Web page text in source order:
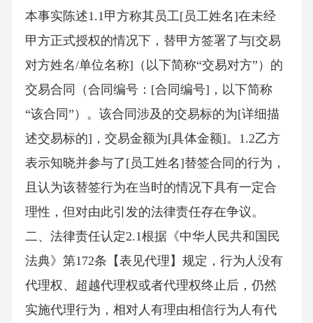
本事实陈述1.1甲方称其员工[员工姓名]在未经
甲方正式授权的情况下，替甲方签署了与[交易
对方姓名/单位名称]（以下简称“交易对方”）的
交易合同（合同编号：[合同编号]，以下简称
“该合同”）。该合同涉及的交易标的为[详细描
述交易标的]，交易金额为[具体金额]。1.2乙方
表示知晓并参与了[员工姓名]替签合同的行为，
且认为该替签行为在当时的情况下具有一定合
理性，但对由此引发的法律责任存在争议。
二、法律责任认定2.1根据《中华人民共和国民
法典》第172条【表见代理】规定，行为人没有
代理权、超越代理权或者代理权终止后，仍然
实施代理行为，相对人有理由相信行为人有代